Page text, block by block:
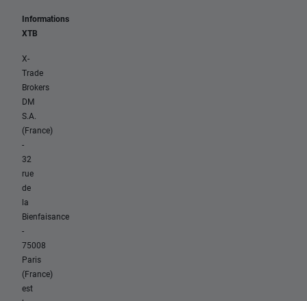
Informations
XTB
X-
Trade
Brokers
DM
S.A.
(France)
-
32
rue
de
la
Bienfaisance
-
75008
Paris
(France)
est